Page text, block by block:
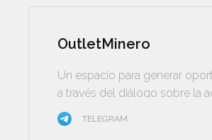
OutletMinero
Un espacio para generar
a través del diálogo sobre la
minera
TELEGRAM